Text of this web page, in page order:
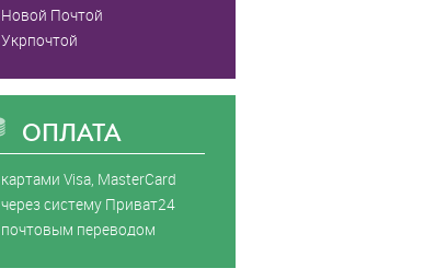
Новой Почтой
Укрпочтой
ОПЛАТА
картами Visa, MasterCard
через систему Приват24
почтовым переводом